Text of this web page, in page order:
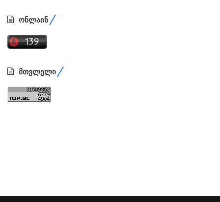
ონლაინ
მთვლელი